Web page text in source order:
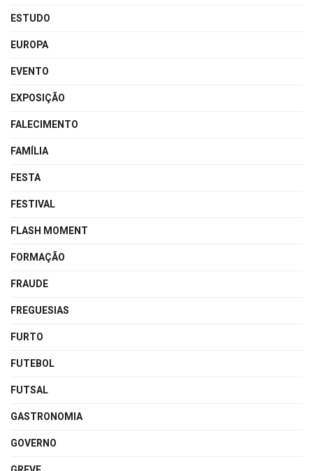
ESTUDO
EUROPA
EVENTO
EXPOSIÇÃO
FALECIMENTO
FAMÍLIA
FESTA
FESTIVAL
FLASH MOMENT
FORMAÇÃO
FRAUDE
FREGUESIAS
FURTO
FUTEBOL
FUTSAL
GASTRONOMIA
GOVERNO